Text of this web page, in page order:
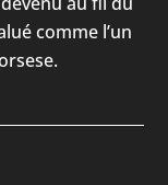
comme l’un